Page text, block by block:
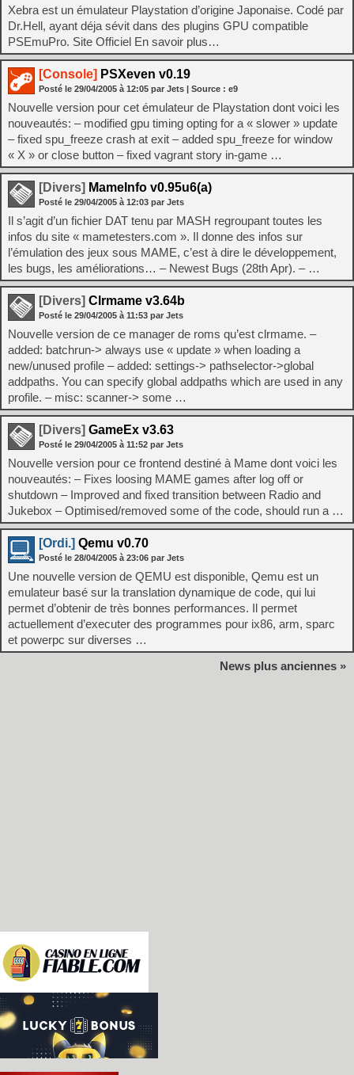
Xebra est un émulateur Playstation d’origine Japonaise. Codé par
Dr.Hell, ayant déja sévit dans des plugins GPU compatible
PSEmuPro. Site Officiel En savoir plus…
[Console] PSXeven v0.19
Posté le 29/04/2005 à 12:05 par Jets | Source : e9
Nouvelle version pour cet émulateur de Playstation dont voici les
nouveautés: – modified gpu timing opting for a « slower » update
– fixed spu_freeze crash at exit – added spu_freeze for window
« X » or close button – fixed vagrant story in-game …
[Divers] MameInfo v0.95u6(a)
Posté le 29/04/2005 à 12:03 par Jets
Il s’agit d’un fichier DAT tenu par MASH regroupant toutes les
infos du site « mametesters.com ». Il donne des infos sur
l’émulation des jeux sous MAME, c’est à dire le développement,
les bugs, les améliorations… – Newest Bugs (28th Apr). – …
[Divers] Clrmame v3.64b
Posté le 29/04/2005 à 11:53 par Jets
Nouvelle version de ce manager de roms qu’est clrmame. –
added: batchrun-> always use « update » when loading a
new/unused profile – added: settings-> pathselector->global
addpaths. You can specify global addpaths which are used in any
profile. – misc: scanner-> some …
[Divers] GameEx v3.63
Posté le 29/04/2005 à 11:52 par Jets
Nouvelle version pour ce frontend destiné à Mame dont voici les
nouveautés: – Fixes loosing MAME games after log off or
shutdown – Improved and fixed transition between Radio and
Jukebox – Optimised/removed some of the code, should run a …
[Ordi.] Qemu v0.70
Posté le 28/04/2005 à 23:06 par Jets
Une nouvelle version de QEMU est disponible, Qemu est un
emulateur basé sur la translation dynamique de code, qui lui
permet d’obtenir de très bonnes performances. Il permet
actuellement d’executer des programmes pour ix86, arm, sparc
et powerpc sur diverses …
News plus anciennes »